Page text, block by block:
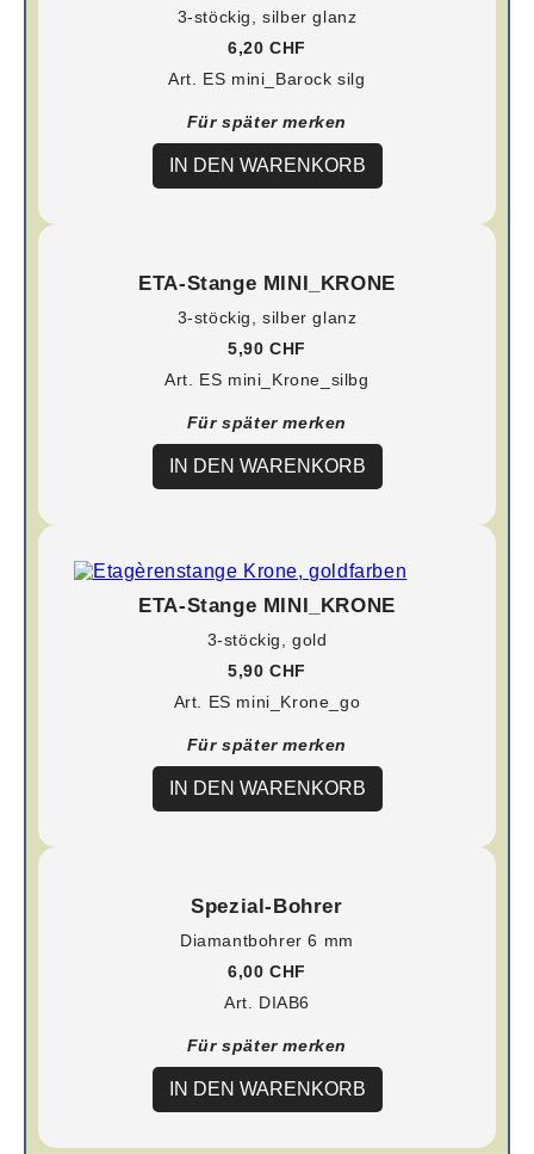
3-stöckig, silber glanz
6,20 CHF
Art. ES mini_Barock silg
Für später merken
IN DEN WARENKORB
ETA-Stange MINI_KRONE
3-stöckig, silber glanz
5,90 CHF
Art. ES mini_Krone_silbg
Für später merken
IN DEN WARENKORB
ETA-Stange MINI_KRONE
3-stöckig, gold
5,90 CHF
Art. ES mini_Krone_go
Für später merken
IN DEN WARENKORB
Spezial-Bohrer
Diamantbohrer 6 mm
6,00 CHF
Art. DIAB6
Für später merken
IN DEN WARENKORB